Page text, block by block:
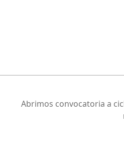
Abrimos convocatoria a